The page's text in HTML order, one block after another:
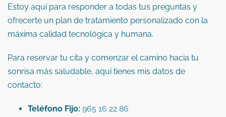
Estoy aquí para responder a todas tus preguntas y
ofrecerte un plan de tratamiento personalizado con la
máxima calidad tecnológica y humana.
Para reservar tu cita y comenzar el camino hacia tu
sonrisa más saludable, aquí tienes mis datos de
contacto:
Teléfono Fijo: 965 16 22 86